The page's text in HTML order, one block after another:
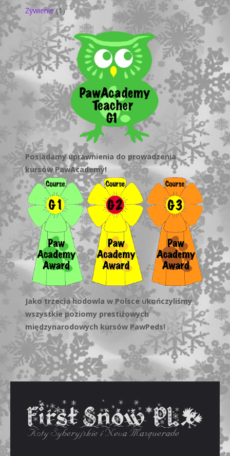
Żywienie(1)
Posiadamy uprawnienia do prowadzenia
kursów PawAcademy!
Jako trzecia hodowla w Polsce ukończyliśmy
wszystkie poziomy prestiżowych
międzynarodowych kursów PawPeds!